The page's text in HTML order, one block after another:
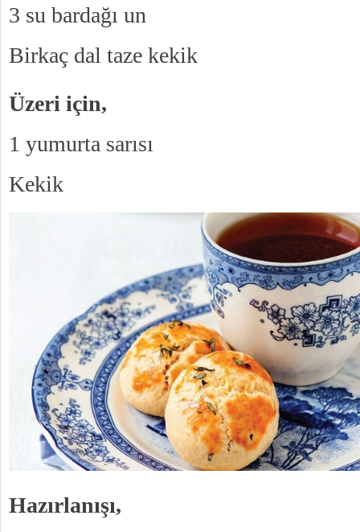
3 su bardağı un
Birkaç dal taze kekik
Üzeri için,
1 yumurta sarısı
Kekik
Hazırlanışı,